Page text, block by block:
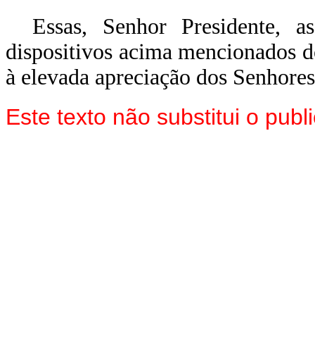
Essas, Senhor Presidente,
dispositivos acima mencionados
à elevada apreciação dos
Este texto não substitui o